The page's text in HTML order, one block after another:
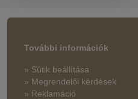
További információk
» Sütik beállítása
» Megrendelői kérdések
» Reklamáció